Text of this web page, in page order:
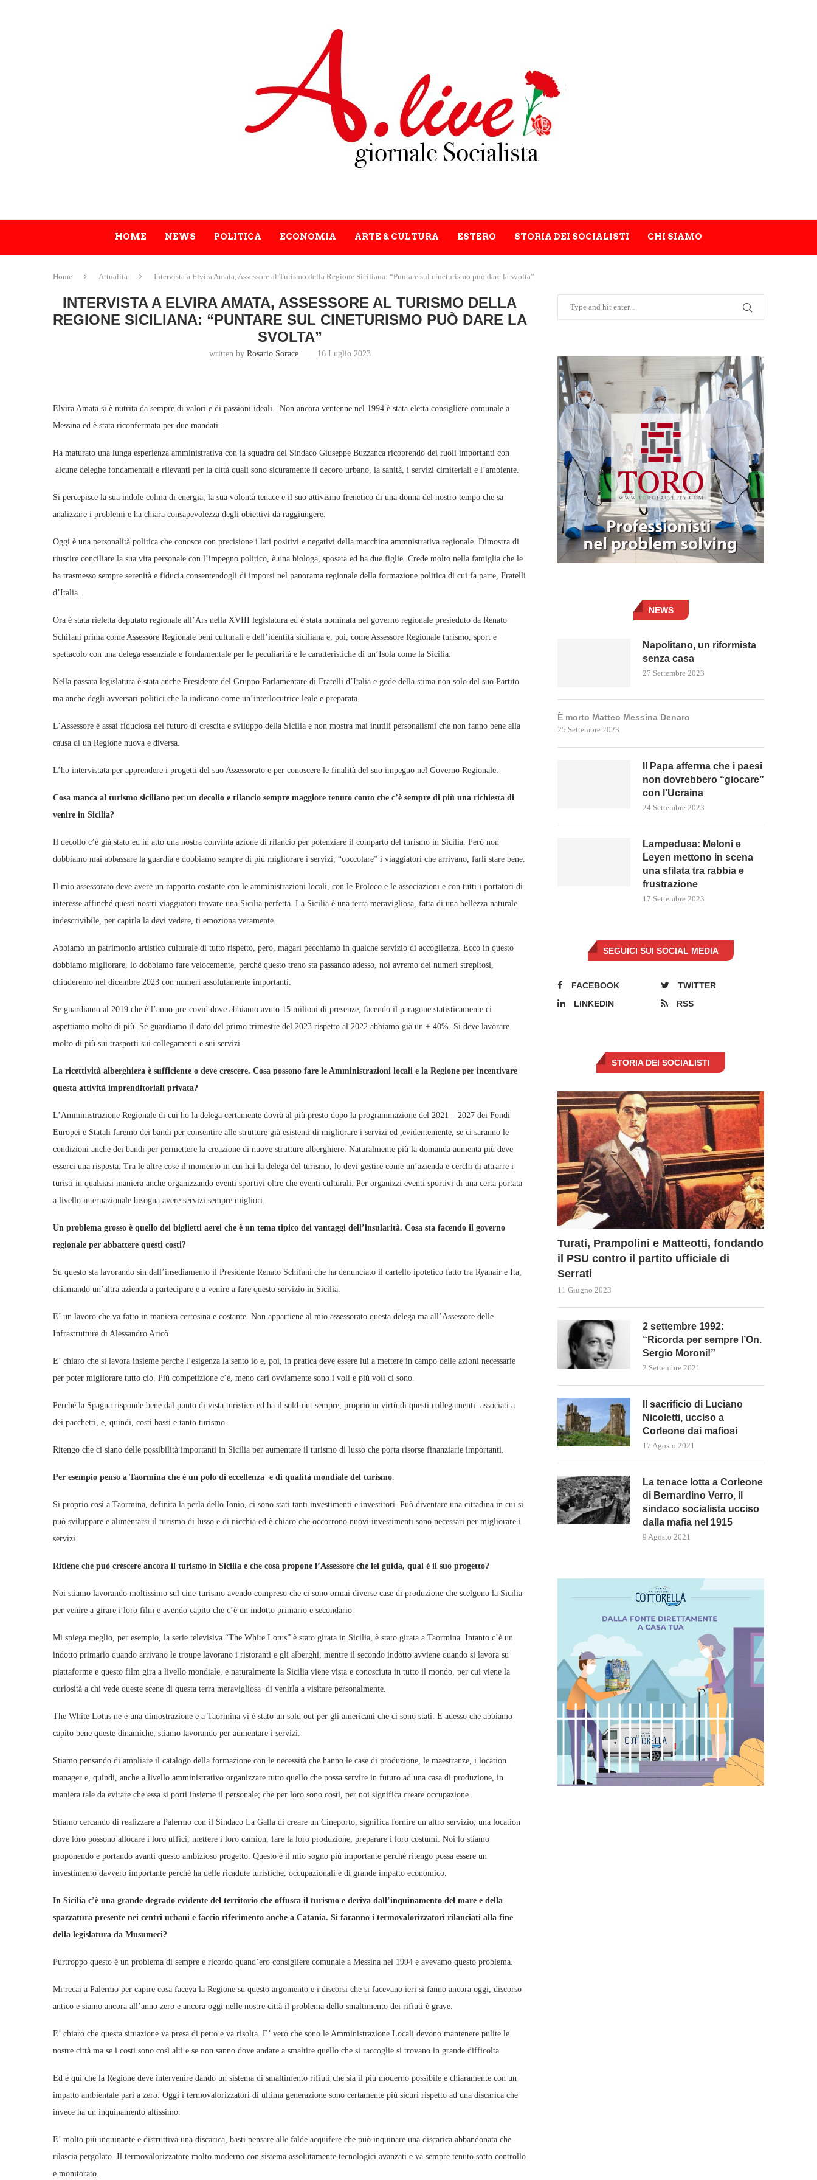
HOME NEWS POLITICA ECONOMIA ARTE & CULTURA ESTERO STORIA DEI SOCIALISTI CHI SIAMO
Home Attualità Intervista a Elvira Amata, Assessore al Turismo della Regione Siciliana: “Puntare sul cineturismo può dare la svolta”
INTERVISTA A ELVIRA AMATA, ASSESSORE AL TURISMO DELLA
REGIONE SICILIANA: “PUNTARE SUL CINETURISMO PUÒ DARE LA
SVOLTA”
written by Rosario Sorace 16 Luglio 2023
Elvira Amata si è nutrita da sempre di valori e di passioni ideali. Non ancora ventenne nel 1994 è stata eletta consigliere comunale a
Messina ed è stata riconfermata per due mandati.
Ha maturato una lunga esperienza amministrativa con la squadra del Sindaco Giuseppe Buzzanca ricoprendo dei ruoli importanti con
alcune deleghe fondamentali e rilevanti per la città quali sono sicuramente il decoro urbano, la sanità, i servizi cimiteriali e l’ambiente.
Si percepisce la sua indole colma di energia, la sua volontà tenace e il suo attivismo frenetico di una donna del nostro tempo che sa
analizzare i problemi e ha chiara consapevolezza degli obiettivi da raggiungere.
Oggi è una personalità politica che conosce con precisione i lati positivi e negativi della macchina ammnistrativa regionale. Dimostra di
riuscire conciliare la sua vita personale con l’impegno politico, è una biologa, sposata ed ha due figlie. Crede molto nella famiglia che le
ha trasmesso sempre serenità e fiducia consentendogli di imporsi nel panorama regionale della formazione politica di cui fa parte, Fratelli
d’Italia.
Ora è stata rieletta deputato regionale all’Ars nella XVIII legislatura ed è stata nominata nel governo regionale presieduto da Renato
Schifani prima come Assessore Regionale beni culturali e dell’identità siciliana e, poi, come Assessore Regionale turismo, sport e
spettacolo con una delega essenziale e fondamentale per le peculiarità e le caratteristiche di un’Isola come la Sicilia.
Nella passata legislatura è stata anche Presidente del Gruppo Parlamentare di Fratelli d’Italia e gode della stima non solo del suo Partito
ma anche degli avversari politici che la indicano come un’interlocutrice leale e preparata.
L’Assessore è assai fiduciosa nel futuro di crescita e sviluppo della Sicilia e non mostra mai inutili personalismi che non fanno bene alla
causa di un Regione nuova e diversa.
L’ho intervistata per apprendere i progetti del suo Assessorato e per conoscere le finalità del suo impegno nel Governo Regionale.
Cosa manca al turismo siciliano per un decollo e rilancio sempre maggiore tenuto conto che c’è sempre di più una richiesta di
venire in Sicilia?
Il decollo c’è già stato ed in atto una nostra convinta azione di rilancio per potenziare il comparto del turismo in Sicilia. Però non
dobbiamo mai abbassare la guardia e dobbiamo sempre di più migliorare i servizi, “coccolare” i viaggiatori che arrivano, farli stare bene.
Il mio assessorato deve avere un rapporto costante con le amministrazioni locali, con le Proloco e le associazioni e con tutti i portatori di
interesse affinché questi nostri viaggiatori trovare una Sicilia perfetta. La Sicilia è una terra meravigliosa, fatta di una bellezza naturale
indescrivibile, per capirla la devi vedere, ti emoziona veramente.
Abbiamo un patrimonio artistico culturale di tutto rispetto, però, magari pecchiamo in qualche servizio di accoglienza. Ecco in questo
dobbiamo migliorare, lo dobbiamo fare velocemente, perché questo treno sta passando adesso, noi avremo dei numeri strepitosi,
chiuderemo nel dicembre 2023 con numeri assolutamente importanti.
Se guardiamo al 2019 che è l’anno pre-covid dove abbiamo avuto 15 milioni di presenze, facendo il paragone statisticamente ci
aspettiamo molto di più. Se guardiamo il dato del primo trimestre del 2023 rispetto al 2022 abbiamo già un + 40%. Si deve lavorare
molto di più sui trasporti sui collegamenti e sui servizi.
La ricettività alberghiera è sufficiente o deve crescere. Cosa possono fare le Amministrazioni locali e la Regione per incentivare
questa attività imprenditoriali privata?
L’Amministrazione Regionale di cui ho la delega certamente dovrà al più presto dopo la programmazione del 2021 – 2027 dei Fondi
Europei e Statali faremo dei bandi per consentire alle strutture già esistenti di migliorare i servizi ed ,evidentemente, se ci saranno le
condizioni anche dei bandi per permettere la creazione di nuove strutture alberghiere. Naturalmente più la domanda aumenta più deve
esserci una risposta. Tra le altre cose il momento in cui hai la delega del turismo, lo devi gestire come un’azienda e cerchi di attrarre i
turisti in qualsiasi maniera anche organizzando eventi sportivi oltre che eventi culturali. Per organizzi eventi sportivi di una certa portata
a livello internazionale bisogna avere servizi sempre migliori.
Un problema grosso è quello dei biglietti aerei che è un tema tipico dei vantaggi dell’insularità. Cosa sta facendo il governo
regionale per abbattere questi costi?
Su questo sta lavorando sin dall’insediamento il Presidente Renato Schifani che ha denunciato il cartello ipotetico fatto tra Ryanair e Ita,
chiamando un’altra azienda a partecipare e a venire a fare questo servizio in Sicilia.
E’ un lavoro che va fatto in maniera certosina e costante. Non appartiene al mio assessorato questa delega ma all’Assessore delle
Infrastrutture di Alessandro Aricò.
E’ chiaro che si lavora insieme perché l’esigenza la sento io e, poi, in pratica deve essere lui a mettere in campo delle azioni necessarie
per poter migliorare tutto ciò. Più competizione c’è, meno cari ovviamente sono i voli e più voli ci sono.
Perché la Spagna risponde bene dal punto di vista turistico ed ha il sold-out sempre, proprio in virtù di questi collegamenti associati a
dei pacchetti, e, quindi, costi bassi e tanto turismo.
Ritengo che ci siano delle possibilità importanti in Sicilia per aumentare il turismo di lusso che porta risorse finanziarie importanti.
Per esempio penso a Taormina che è un polo di eccellenza e di qualità mondiale del turismo.
Si proprio così a Taormina, definita la perla dello Ionio, ci sono stati tanti investimenti e investitori. Può diventare una cittadina in cui si
può sviluppare e alimentarsi il turismo di lusso e di nicchia ed è chiaro che occorrono nuovi investimenti sono necessari per migliorare i
servizi.
Ritiene che può crescere ancora il turismo in Sicilia e che cosa propone l’Assessore che lei guida, qual è il suo progetto?
Noi stiamo lavorando moltissimo sul cine-turismo avendo compreso che ci sono ormai diverse case di produzione che scelgono la Sicilia
per venire a girare i loro film e avendo capito che c’è un indotto primario e secondario.
Mi spiega meglio, per esempio, la serie televisiva “The White Lotus” è stato girata in Sicilia, è stato girata a Taormina. Intanto c’è un
indotto primario quando arrivano le troupe lavorano i ristoranti e gli alberghi, mentre il secondo indotto avviene quando si lavora su
piattaforme e questo film gira a livello mondiale, e naturalmente la Sicilia viene vista e conosciuta in tutto il mondo, per cui viene la
curiosità a chi vede queste scene di questa terra meravigliosa di venirla a visitare personalmente.
The White Lotus ne è una dimostrazione e a Taormina vi è stato un sold out per gli americani che ci sono stati. E adesso che abbiamo
capito bene queste dinamiche, stiamo lavorando per aumentare i servizi.
Stiamo pensando di ampliare il catalogo della formazione con le necessità che hanno le case di produzione, le maestranze, i location
manager e, quindi, anche a livello amministrativo organizzare tutto quello che possa servire in futuro ad una casa di produzione, in
maniera tale da evitare che essa si porti insieme il personale; che per loro sono costi, per noi significa creare occupazione.
Stiamo cercando di realizzare a Palermo con il Sindaco La Galla di creare un Cineporto, significa fornire un altro servizio, una location
dove loro possono allocare i loro uffici, mettere i loro camion, fare la loro produzione, preparare i loro costumi. Noi lo stiamo
proponendo e portando avanti questo ambizioso progetto. Questo è il mio sogno più importante perché ritengo possa essere un
investimento davvero importante perché ha delle ricadute turistiche, occupazionali e di grande impatto economico.
In Sicilia c’è una grande degrado evidente del territorio che offusca il turismo e deriva dall’inquinamento del mare e della
spazzatura presente nei centri urbani e faccio riferimento anche a Catania. Si faranno i termovalorizzatori rilanciati alla fine
della legislatura da Musumeci?
Purtroppo questo è un problema di sempre e ricordo quand’ero consigliere comunale a Messina nel 1994 e avevamo questo problema.
Mi recai a Palermo per capire cosa faceva la Regione su questo argomento e i discorsi che si facevano ieri si fanno ancora oggi, discorso
antico e siamo ancora all’anno zero e ancora oggi nelle nostre città il problema dello smaltimento dei rifiuti è grave.
E’ chiaro che questa situazione va presa di petto e va risolta. E’ vero che sono le Amministrazione Locali devono mantenere pulite le
nostre città ma se i costi sono così alti e se non sanno dove andare a smaltire quello che si raccoglie si trovano in grande difficolta.
Ed è qui che la Regione deve intervenire dando un sistema di smaltimento rifiuti che sia il più moderno possibile e chiaramente con un
impatto ambientale pari a zero. Oggi i termovalorizzatori di ultima generazione sono certamente più sicuri rispetto ad una discarica che
invece ha un inquinamento altissimo.
E’ molto più inquinante e distruttiva una discarica, basti pensare alle falde acquifere che può inquinare una discarica abbandonata che
rilascia pergolato. Il termovalorizzatore molto moderno con sistema assolutamente tecnologici avanzati e va sempre tenuto sotto controllo
e monitorato.
NEWS
Napolitano, un riformista
senza casa
27 Settembre 2023
È morto Matteo Messina Denaro
25 Settembre 2023
Il Papa afferma che i paesi
non dovrebbero “giocare”
con l’Ucraina
24 Settembre 2023
Lampedusa: Meloni e
Leyen mettono in scena
una sfilata tra rabbia e
frustrazione
17 Settembre 2023
SEGUICI SUI SOCIAL MEDIA
FACEBOOK
TWITTER
LINKEDIN
RSS
STORIA DEI SOCIALISTI
Turati, Prampolini e Matteotti, fondando
il PSU contro il partito ufficiale di
Serrati
11 Giugno 2023
2 settembre 1992:
“Ricorda per sempre l’On.
Sergio Moroni!”
2 Settembre 2021
Il sacrificio di Luciano
Nicoletti, ucciso a
Corleone dai mafiosi
17 Agosto 2021
La tenace lotta a Corleone
di Bernardino Verro, il
sindaco socialista ucciso
dalla mafia nel 1915
9 Agosto 2021